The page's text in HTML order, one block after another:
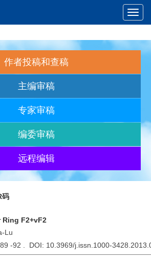
作者投稿和查稿
主编审稿
专家审稿
编委审稿
远程编辑
码
Ring F2+vF2
Lu
-92 . DOI: 10.3969/j.issn.1000-